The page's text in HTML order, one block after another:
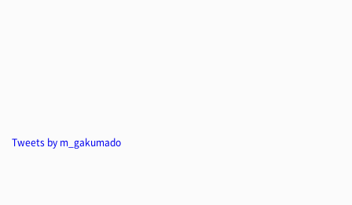
Tweets by m_gakumado